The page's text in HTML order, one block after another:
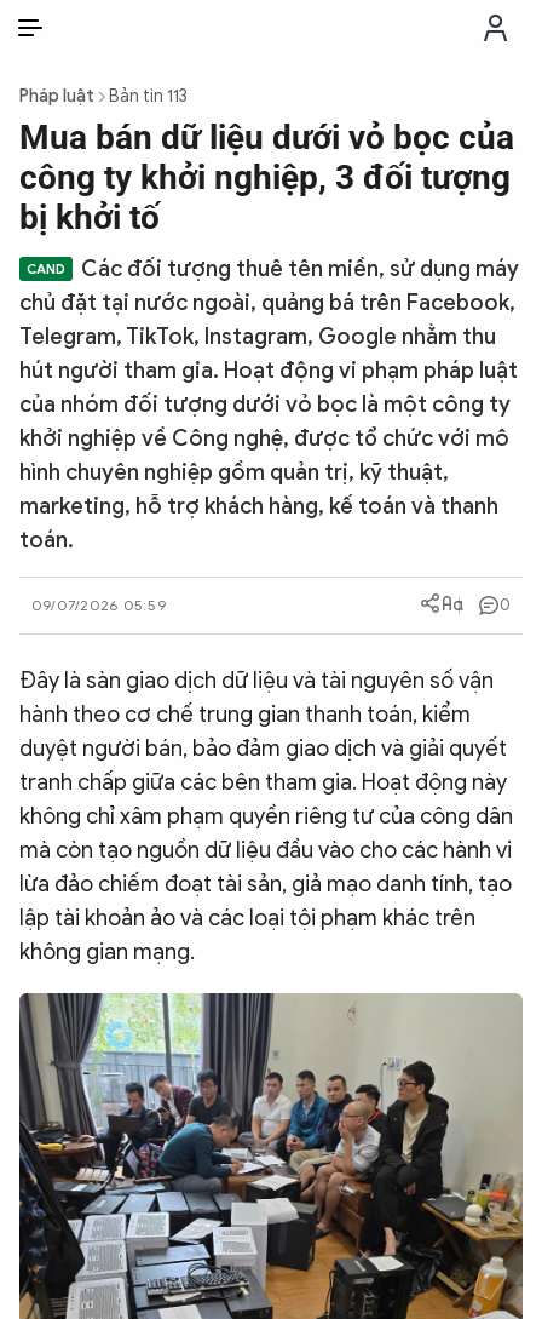
THỜI SỰ
CHỐNG DIỄN BIẾN HÒA BÌNH
CÔNG AN TRONG LÒNG DÂN
XÃ HỘI
CÔNG NGHỆ
QUỐC TẾ
BẠN ĐỌC & CAND
ĐA PHƯƠNG TIỆN
eMagazine
Podcast
Video Ảnh
Chuyên đề
Pháp luật Bản tin 113
Mua bán dữ liệu dưới vỏ bọc của
công ty khởi nghiệp, 3 đối tượng
bị khởi tố
Các đối tượng thuê tên miền, sử dụng máy
chủ đặt tại nước ngoài, quảng bá trên Facebook,
Telegram, TikTok, Instagram, Google nhằm thu
hút người tham gia. Hoạt động vi phạm pháp luật
của nhóm đối tượng dưới vỏ bọc là một công ty
khởi nghiệp về Công nghệ, được tổ chức với mô
hình chuyên nghiệp gồm quản trị, kỹ thuật,
marketing, hỗ trợ khách hàng, kế toán và thanh
toán.
09/07/2026 05:59 0
Đây là sàn giao dịch dữ liệu và tài nguyên số vận
hành theo cơ chế trung gian thanh toán, kiểm
duyệt người bán, bảo đảm giao dịch và giải quyết
tranh chấp giữa các bên tham gia. Hoạt động này
không chỉ xâm phạm quyền riêng tư của công dân
mà còn tạo nguồn dữ liệu đầu vào cho các hành vi
lừa đảo chiếm đoạt tài sản, giả mạo danh tính, tạo
lập tài khoản ảo và các loại tội phạm khác trên
không gian mạng.